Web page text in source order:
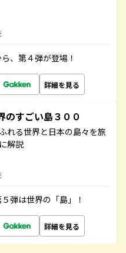
、第４弾が登場！
詳細を見る
すごい島３００
れる世界と日本の島々を旅
解説
弾は世界の「島」！
詳細を見る